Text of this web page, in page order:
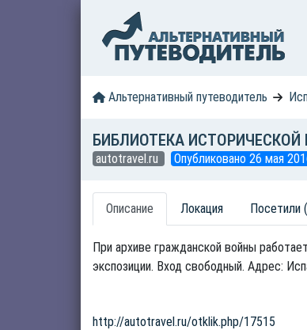
Альтернативный путеводитель
БИБЛИОТЕКА ИСТОРИЧЕСКОЙ
autotravel.ru Опубликовано 26 мая
Описание Локация Посетили
При архиве гражданской войны
экспозиции. Вход свободный. Адрес:
http://autotravel.ru/otklik.php/17515